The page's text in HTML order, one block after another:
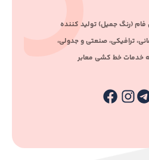
(رﻧﮓ ﺟﻤﯿﻞ) ﺗﻮﻟﯿﺪ ﮐﻨﻨﺪه
ﺗﺮاﻓﯿﮑﯽ، ﺻﻨﻌﺘﯽ و ﺟﺪوﻟﯽ،
ﺧﺪﻣﺎت ﺧﻂ ﮐﺸﯽ ﻣﻌﺎﺑﺮ